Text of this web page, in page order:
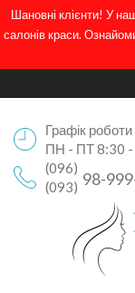
Шановні клієнти! У
салонів краси.
Графік
ПН - ПТ 8:30 -
(096)
98-
(093)